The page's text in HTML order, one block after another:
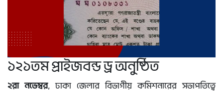
১২১তম প্রাইজবন্ড ড্র অনুষ্ঠিত
২রা নভেম্বর, ঢাকা জেলার বিভাগীয় কমিশনারের সভাপতিত্বে